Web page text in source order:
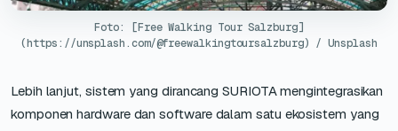
Foto: [Free Walking Tour Salzburg]
(https://unsplash.com/@freewalkingtoursalzburg) / Unsplash
Lebih lanjut, sistem yang dirancang SURIOTA mengintegrasikan
komponen hardware dan software dalam satu ekosistem yang